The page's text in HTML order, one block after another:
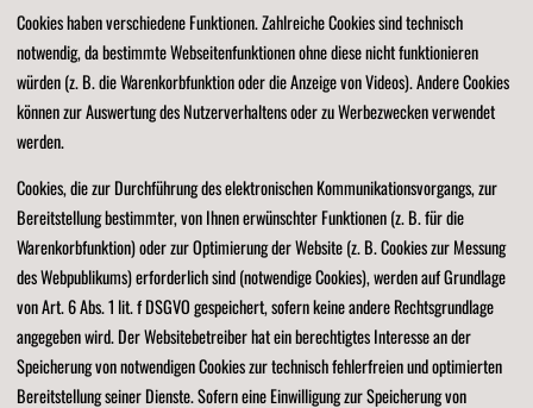
Cookies haben verschiedene Funktionen. Zahlreiche Cookies sind technisch
notwendig, da bestimmte Webseitenfunktionen ohne diese nicht funktionieren
würden (z. B. die Warenkorbfunktion oder die Anzeige von Videos). Andere Cookies
können zur Auswertung des Nutzerverhaltens oder zu Werbezwecken verwendet
werden.
Cookies, die zur Durchführung des elektronischen Kommunikationsvorgangs, zur
Bereitstellung bestimmter, von Ihnen erwünschter Funktionen (z. B. für die
Warenkorbfunktion) oder zur Optimierung der Website (z. B. Cookies zur Messung
des Webpublikums) erforderlich sind (notwendige Cookies), werden auf Grundlage
von Art. 6 Abs. 1 lit. f DSGVO gespeichert, sofern keine andere Rechtsgrundlage
angegeben wird. Der Websitebetreiber hat ein berechtigtes Interesse an der
Speicherung von notwendigen Cookies zur technisch fehlerfreien und optimierten
Bereitstellung seiner Dienste. Sofern eine Einwilligung zur Speicherung von